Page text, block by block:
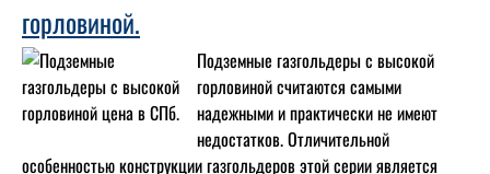
горловиной.
Подземные газгольдеры с высокой
горловиной считаются самыми
надежными и практически не имеют
недостатков. Отличительной
особенностью конструкции газгольдеров этой серии является